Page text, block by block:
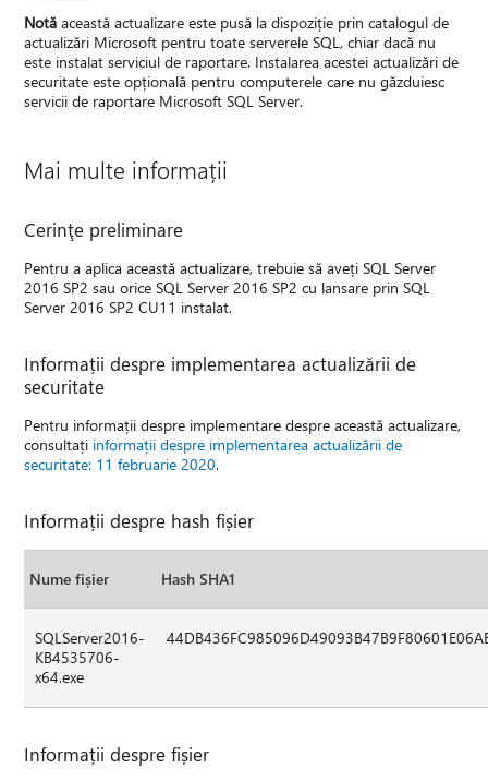
Notă această actualizare este pusă la dispoziție prin catalogul de
actualizări Microsoft pentru toate serverele SQL, chiar dacă nu
este instalat serviciul de raportare. Instalarea acestei actualizări de
securitate este opțională pentru computerele care nu găzduiesc
servicii de raportare Microsoft SQL Server.
Mai multe informații
Cerinţe preliminare
Pentru a aplica această actualizare, trebuie să aveți SQL Server
2016 SP2 sau orice SQL Server 2016 SP2 cu lansare prin SQL
Server 2016 SP2 CU11 instalat.
Informații despre implementarea actualizării de
securitate
Pentru informații despre implementare despre această actualizare,
consultați informații despre implementarea actualizării de
securitate: 11 februarie 2020.
Informații despre hash fișier
Nume fișier Hash SHA1
SQLServer2016-
KB4535706-
x64.exe
Informații despre fișier